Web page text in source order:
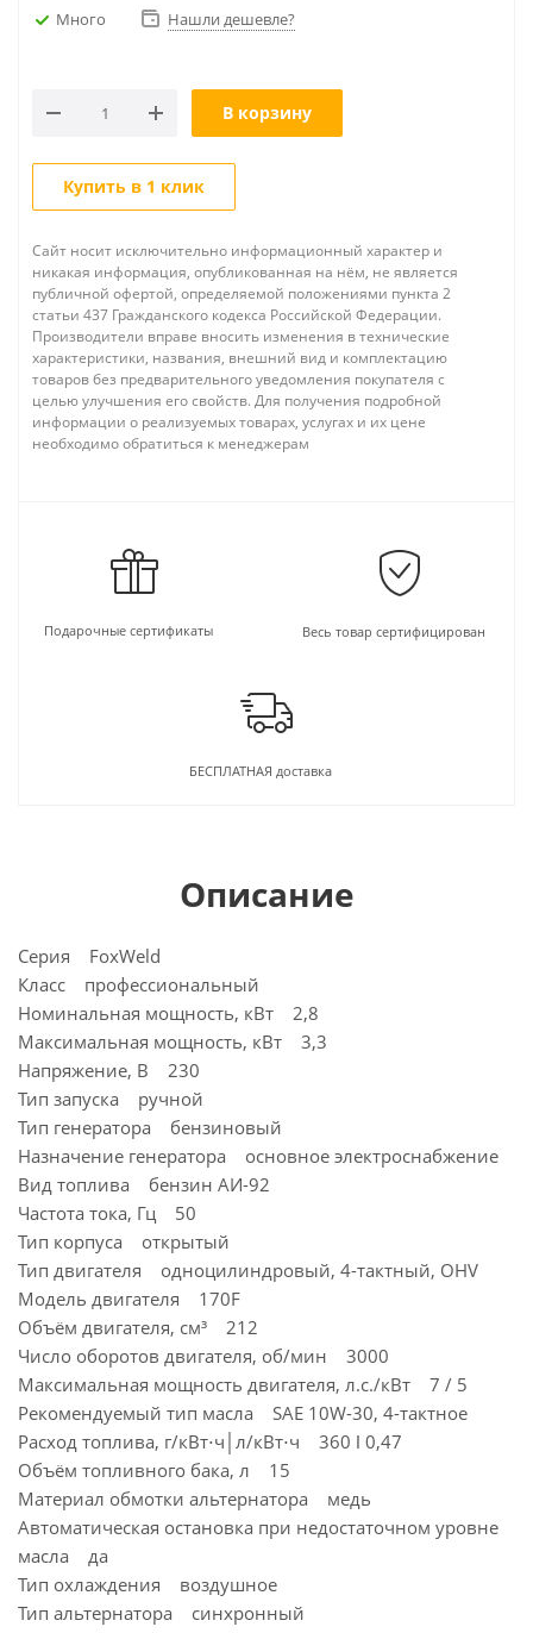
Много Нашли дешевле?
В корзину
Купить в 1 клик
Сайт носит исключительно информационный характер и
никакая информация, опубликованная на нём, не является
публичной офертой, определяемой положениями пункта 2
статьи 437 Гражданского кодекса Российской Федерации.
Производители вправе вносить изменения в технические
характеристики, названия, внешний вид и комплектацию
товаров без предварительного уведомления покупателя с
целью улучшения его свойств. Для получения подробной
информации о реализуемых товарах, услугах и их цене
необходимо обратиться к менеджерам
Подарочные сертификаты Весь товар сертифицирован
БЕСПЛАТНАЯ доставка
Описание
Серия FoxWeld
Класс профессиональный
Номинальная мощность, кВт 2,8
Максимальная мощность, кВт 3,3
Напряжение, В 230
Тип запуска ручной
Тип генератора бензиновый
Назначение генератора основное электроснабжение
Вид топлива бензин АИ-92
Частота тока, Гц 50
Тип корпуса открытый
Тип двигателя одноцилиндровый, 4-тактный, OHV
Модель двигателя 170F
Объём двигателя, см³ 212
Число оборотов двигателя, об/мин 3000
Максимальная мощность двигателя, л.с./кВт 7 / 5
Рекомендуемый тип масла SAE 10W-30, 4-тактное
Расход топлива, г/кВт⋅ч│л/кВт⋅ч 360 ǀ 0,47
Объём топливного бака, л 15
Материал обмотки альтернатора медь
Автоматическая остановка при недостаточном уровне
масла да
Тип охлаждения воздушное
Тип альтернатора синхронный